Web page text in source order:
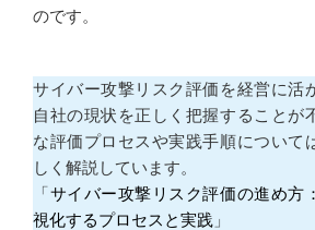
のです。
サイバー攻撃リスク評価を経営に活
自社の現状を正しく把握することが
な評価プロセスや実践手順について
しく解説しています。
「サイバー攻撃リスク評価の進め方
視化するプロセスと実践 」